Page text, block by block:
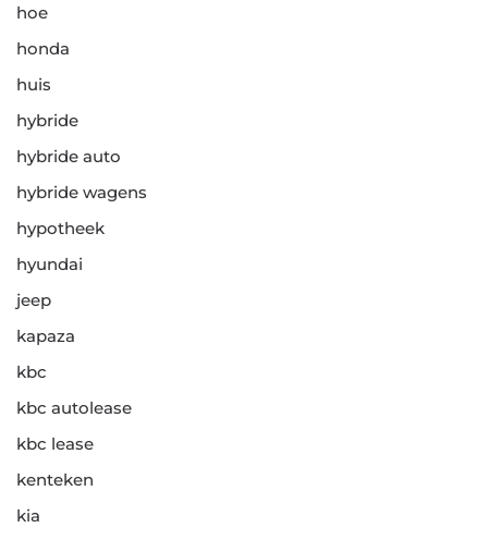
hoe
honda
huis
hybride
hybride auto
hybride wagens
hypotheek
hyundai
jeep
kapaza
kbc
kbc autolease
kbc lease
kenteken
kia